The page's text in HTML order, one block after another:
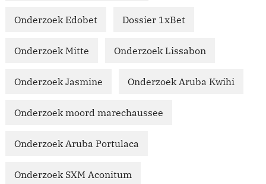
Onderzoek Edobet Dossier 1xBet
Onderzoek Mitte Onderzoek Lissabon
Onderzoek Jasmine Onderzoek Aruba Kwihi
Onderzoek moord marechaussee
Onderzoek Aruba Portulaca
Onderzoek SXM Aconitum